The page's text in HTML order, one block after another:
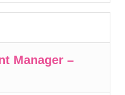
Manager –